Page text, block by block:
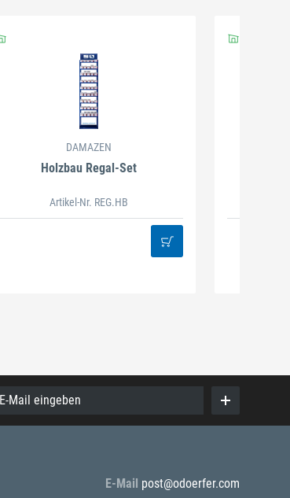
DAMAZEN
Holzbau Regal-Set
Artikel-Nr. REG.HB
E-Mail eingeben
E-Mail post@odoerfer.com